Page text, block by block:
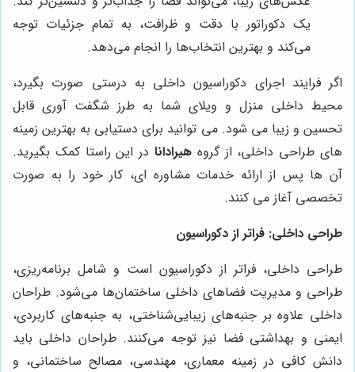
یک دکوراتور با دقت و ظرافت، به تمام جزئیات توجه
می‌کند و بهترین انتخاب‌ها را انجام می‌دهد.
اگر فرایند اجرای دکوراسیون داخلی به درستی صورت بگیرد،
محیط داخلی منزل و ویلای شما به طرز شگفت آوری قابل
تحسین و زیبا می شود. می توانید برای دستیابی به بهترین زمینه
های طراحی داخلی، از گروه هیرادانا در این راستا کمک بگیرید.
آن ها پس از ارائه خدمات مشاوره ای، کار خود را به صورت
تخصصی آغاز می کنند.
طراحی داخلی: فراتر از دکوراسیون
طراحی داخلی، فراتر از دکوراسیون است و شامل برنامه‌ریزی،
طراحی و مدیریت فضاهای داخلی ساختمان‌ها می‌شود. طراحان
داخلی علاوه بر جنبه‌های زیبایی‌شناختی، به جنبه‌های کاربردی،
ایمنی و بهداشتی فضا نیز توجه می‌کنند. طراحان داخلی باید
دانش کافی در زمینه معماری، مهندسی، مصالح ساختمانی، و